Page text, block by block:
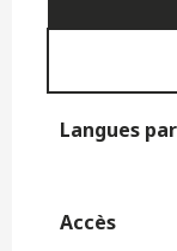
Langues
Langues
Accès
Accès